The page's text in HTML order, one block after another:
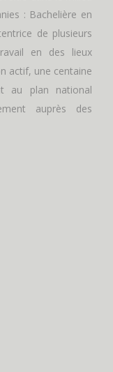
: Bachelière en
de plusieurs
en des lieux
actif, une centaine
au plan national
auprès des